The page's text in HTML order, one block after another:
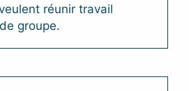
réunir travail
groupe.